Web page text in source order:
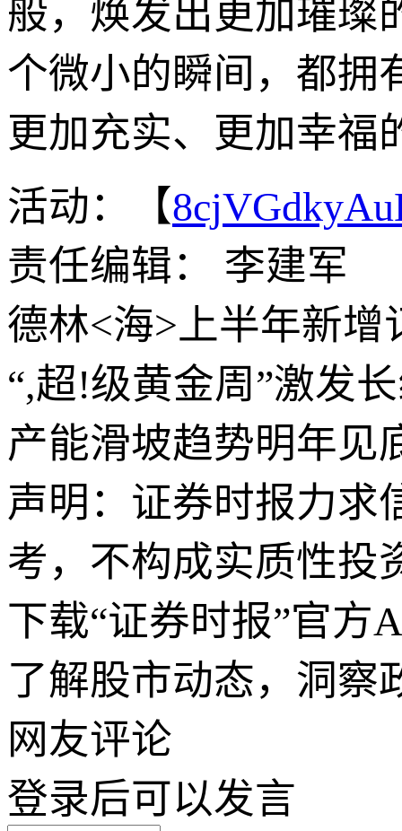
般，焕发出更加璀璨
个微小的瞬间，都拥
更加充实、更加幸福
活动：【
责任编辑： 李建军
德林<海>上半年新增
“,超!级黄金周”激发
产能滑坡趋势明年见
声明：证券时报力求
考，不构成实质性投
下载“证券时报”官方
了解股市动态，洞察
网友评论
登录后可以发言